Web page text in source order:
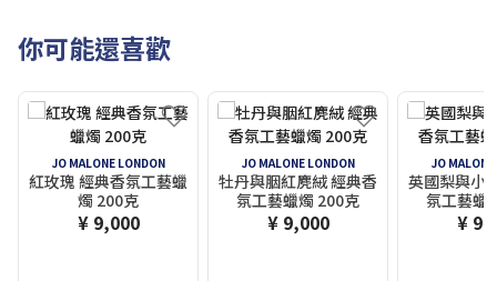
你可能還喜歡
JO MALONE LONDON
紅玫瑰 經典香氛工藝蠟
燭 200克
¥ 9,000
JO MALONE LONDON
牡丹與胭紅麂絨 經典香
氛工藝蠟燭 200克
¥ 9,000
JO
英國梨與小
氛工藝蠟
¥